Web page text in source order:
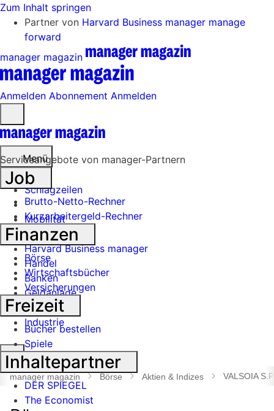
Zum Inhalt springen
Partner von Harvard Business manager manage
forward
manager magazin
Anmelden Abonnement Anmelden
öffnen
Menü
Schlagzeilen
Mobilität
Tech
Harvard Business manager
Handel
Banken
Geldanlage
Börse
Industrie
Suche
öffnen
manager magazin Börse Aktien & Indizes VALSOIA
Serviceangebote von manager-Partnern
Job
Brutto-Netto-Rechner
Kurzarbeitergeld-Rechner
Finanzen
Börse
Wirtschaftsbücher
Versicherungen
Freizeit
Bücher bestellen
Spiele
Inhaltepartner
DER SPIEGEL
The Economist